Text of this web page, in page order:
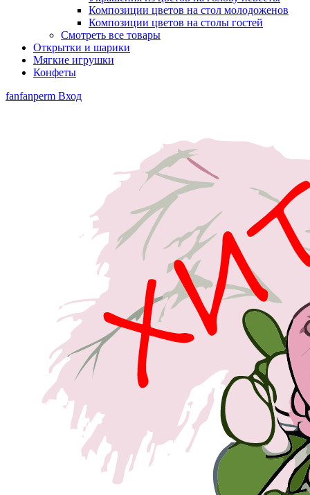
Композиции цветов на стол молодоженов
Композиции цветов на столы гостей
Смотреть все товары
Открытки и шарики
Мягкие игрушки
Конфеты
fanfanperm Вход